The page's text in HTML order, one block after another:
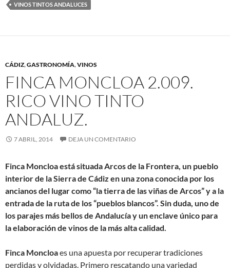
VINOS TINTOS ANDALUCES
CÁDIZ,GASTRONOMÍA,VINOS
FINCA MONCLOA 2.009.
RICO VINO TINTO
ANDALUZ.
7 ABRIL, 2014 DEJA UN COMENTARIO
Finca Moncloaestá situada Arcos de la Frontera, un pueblo
interior de la Sierra de Cádiz en una zona conocida por los
ancianos del lugar como “la tierra de las viñas de Arcos” y a la
entrada de la ruta de los “pueblos blancos”. Sin duda, uno de
los parajes más bellos de Andalucía y un enclave único para
la elaboración de vinos de la más alta calidad.
Finca Moncloaes una apuesta por recuperar tradiciones
perdidas y olvidadas. Primero rescatando una variedad